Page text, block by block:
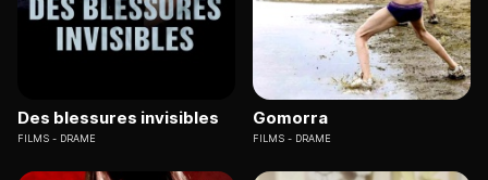
Des blessures invisibles
FILMS DRAME
Gomorra
FILMS DRAME